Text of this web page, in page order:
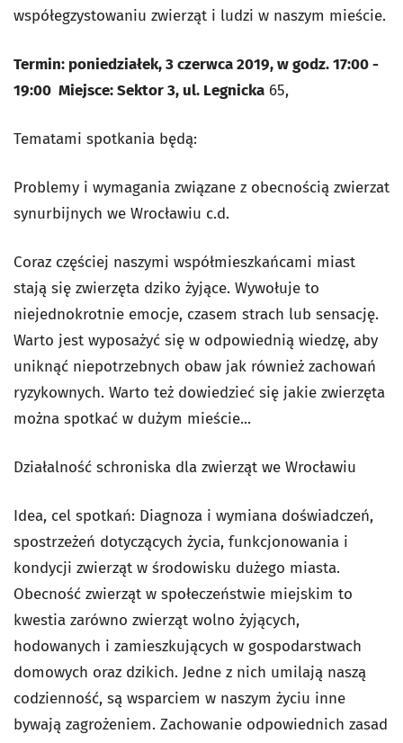
współegzystowaniu zwierząt i ludzi w naszym mieście.
Termin: poniedziałek, 3 czerwca 2019, w godz. 17:00 -
19:00 Miejsce: Sektor 3, ul. Legnicka 65,
Tematami spotkania będą:
Problemy i wymagania związane z obecnością zwierzat
synurbijnych we Wrocławiu c.d.
Coraz częściej naszymi współmieszkańcami miast
stają się zwierzęta dziko żyjące. Wywołuje to
niejednokrotnie emocje, czasem strach lub sensację.
Warto jest wyposażyć się w odpowiednią wiedzę, aby
uniknąć niepotrzebnych obaw jak również zachowań
ryzykownych. Warto też dowiedzieć się jakie zwierzęta
można spotkać w dużym mieście...
Działalność schroniska dla zwierząt we Wrocławiu
Idea, cel spotkań: Diagnoza i wymiana doświadczeń,
spostrzeżeń dotyczących życia, funkcjonowania i
kondycji zwierząt w środowisku dużego miasta.
Obecność zwierząt w społeczeństwie miejskim to
kwestia zarówno zwierząt wolno żyjących,
hodowanych i zamieszkujących w gospodarstwach
domowych oraz dzikich. Jedne z nich umilają naszą
codzienność, są wsparciem w naszym życiu inne
bywają zagrożeniem. Zachowanie odpowiednich zasad